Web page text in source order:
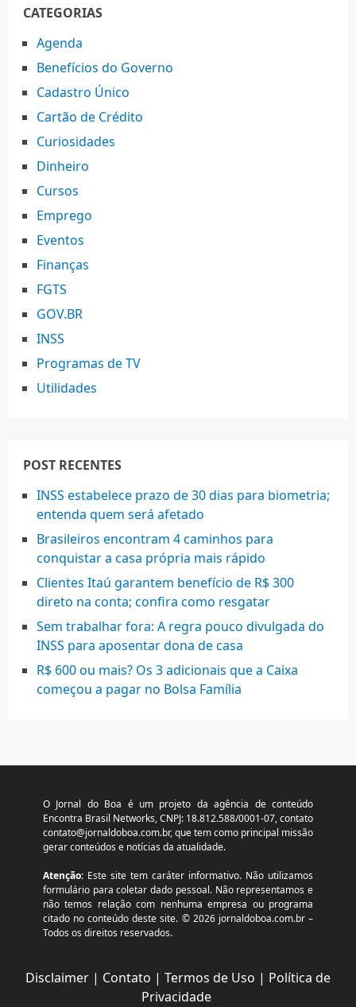
CATEGORIAS
Agenda
Benefícios do Governo
Cadastro Único
Cartão de Crédito
Curiosidades
Dinheiro
Cursos
Emprego
Eventos
Finanças
FGTS
GOV.BR
INSS
Programas de TV
Utilidades
POST RECENTES
INSS estabelece prazo de 30 dias para biometria;
entenda quem será afetado
Brasileiros encontram 4 caminhos para
conquistar a casa própria mais rápido
Clientes Itaú garantem benefício de R$ 300
direto na conta; confira como resgatar
Sem trabalhar fora: A regra pouco divulgada do
INSS para aposentar dona de casa
R$ 600 ou mais? Os 3 adicionais que a Caixa
começou a pagar no Bolsa Família
O Jornal do Boa é um projeto da agência de conteúdo
Encontra Brasil Networks, CNPJ: 18.812.588/0001-07, contato
contato@jornaldoboa.com.br, que tem como principal missão
gerar conteúdos e notícias da atualidade.
Atenção:Este site tem caráter informativo. Não utilizamos
formulário para coletar dado pessoal. Não representamos e
não temos relação com nenhuma empresa ou programa
citado no conteúdo deste site. © 2026 jornaldoboa.com.br –
Todos os direitos reservados.
Disclaimer| Contato | Termos de Uso | Política de
Privacidade